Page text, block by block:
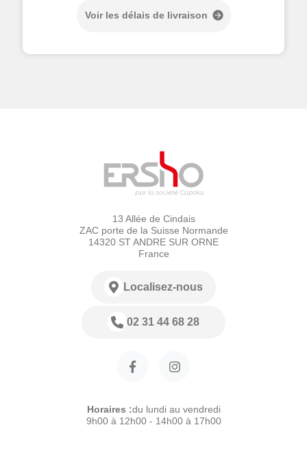
Voir les délais de livraison
13 Allée de Cindais
ZAC porte de la Suisse Normande
14320 ST ANDRE SUR ORNE
France
Localisez-nous
02 31 44 68 28
Horaires :du lundi au vendredi
9h00 à 12h00 - 14h00 à 17h00